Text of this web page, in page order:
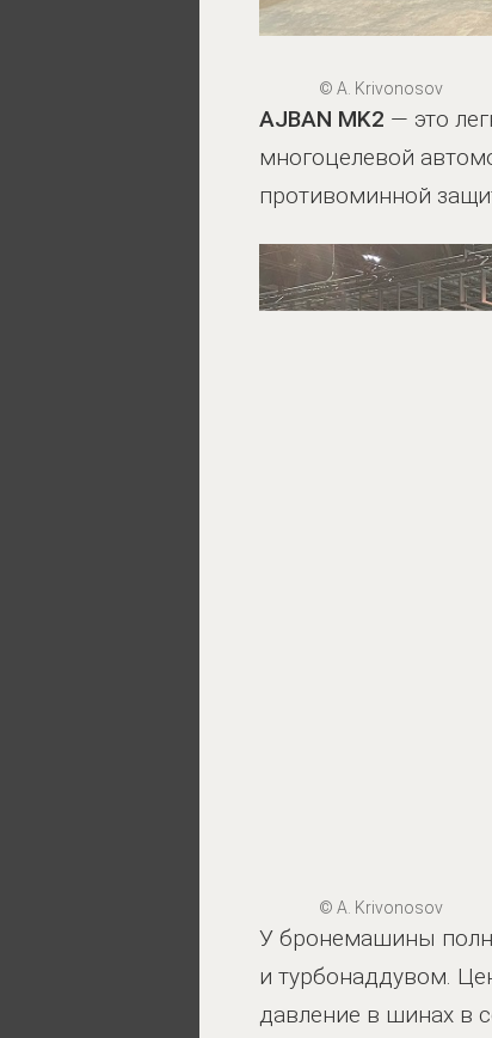
© A. Krivonosov
AJBAN MK2 — это
многоцелевой
противоминной
© A. Krivonosov
У бронемашины
и турбонаддувом.
давление в шинах в